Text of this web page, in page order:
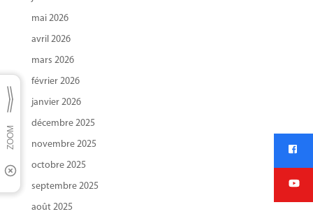
mai 2026
avril 2026
mars 2026
février 2026
janvier 2026
décembre 2025
novembre 2025
octobre 2025
septembre 2025
août 2025